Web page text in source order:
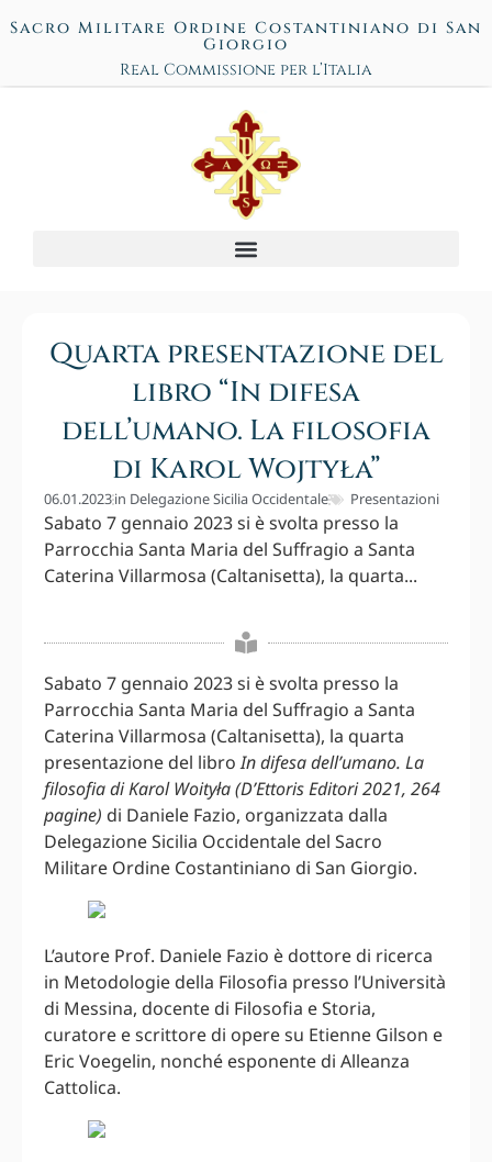
Sacro Militare Ordine Costantiniano di San
Giorgio
Real Commissione per l’Italia
Quarta presentazione del
libro “In difesa
dell’umano. La filosofia
di Karol Wojtyła”
06.01.2023in Delegazione Sicilia Occidentale Presentazioni
Sabato 7 gennaio 2023 si è svolta presso la
Parrocchia Santa Maria del Suffragio a Santa
Caterina Villarmosa (Caltanisetta), la quarta...
Sabato 7 gennaio 2023 si è svolta presso la
Parrocchia Santa Maria del Suffragio a Santa
Caterina Villarmosa (Caltanisetta), la quarta
presentazione del libroIn difesa dell’umano. La
filosofia di Karol Woityła (D’Ettoris Editori 2021, 264
pagine) di Daniele Fazio, organizzata dalla
Delegazione Sicilia Occidentale del Sacro
Militare Ordine Costantiniano di San Giorgio.
L’autore Prof. Daniele Fazio è dottore di ricerca
in Metodologie della Filosofia presso l’Università
di Messina, docente di Filosofia e Storia,
curatore e scrittore di opere su Etienne Gilson e
Eric Voegelin, nonché esponente di Alleanza
Cattolica.